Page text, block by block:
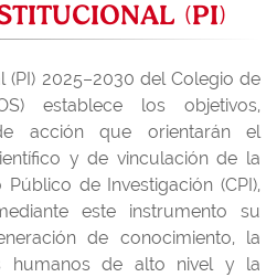
(PI)
(PI) 2025–2030 del Colegio de
establece los objetivos,
acción que orientarán el
y de vinculación de la
de Investigación (CPI),
este instrumento su
de conocimiento, la
humanos de alto nivel y la